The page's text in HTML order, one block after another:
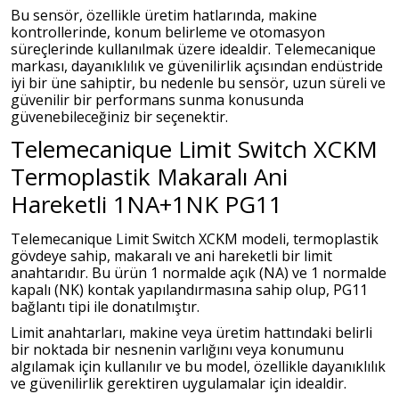
Bu sensör, özellikle üretim hatlarında, makine
kontrollerinde, konum belirleme ve otomasyon
süreçlerinde kullanılmak üzere idealdir. Telemecanique
markası, dayanıklılık ve güvenilirlik açısından endüstride
iyi bir üne sahiptir, bu nedenle bu sensör, uzun süreli ve
güvenilir bir performans sunma konusunda
güvenebileceğiniz bir seçenektir.
Telemecanique Limit Switch XCKM
Termoplastik Makaralı Ani
Hareketli 1NA+1NK PG11
Telemecanique Limit Switch XCKM modeli, termoplastik
gövdeye sahip, makaralı ve ani hareketli bir limit
anahtarıdır. Bu ürün 1 normalde açık (NA) ve 1 normalde
kapalı (NK) kontak yapılandırmasına sahip olup, PG11
bağlantı tipi ile donatılmıştır.
Limit anahtarları, makine veya üretim hattındaki belirli
bir noktada bir nesnenin varlığını veya konumunu
algılamak için kullanılır ve bu model, özellikle dayanıklılık
ve güvenilirlik gerektiren uygulamalar için idealdir.